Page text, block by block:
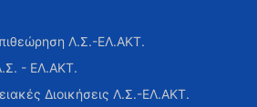
Λ.Σ.-ΕΛ.ΑΚΤ.
- ΕΛ.ΑΚΤ.
Διοικήσεις Λ.Σ.-ΕΛ.ΑΚΤ.